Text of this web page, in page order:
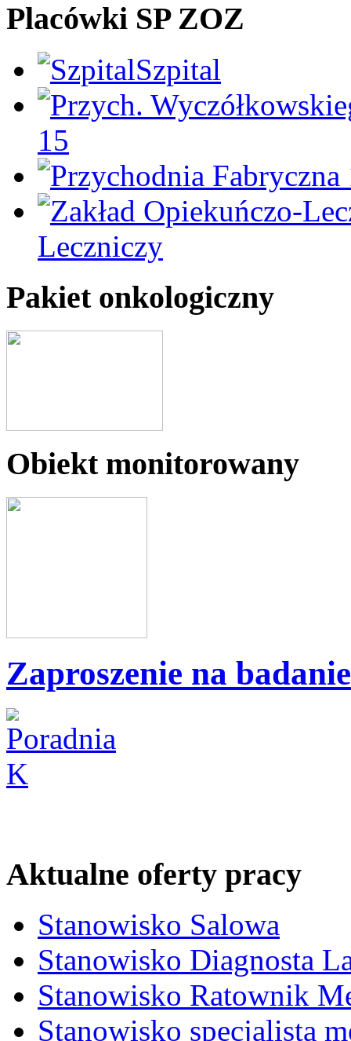
Placówki SP ZOZ
Szpital
15
Leczniczy
Pakiet onkologiczny
Obiekt monitorowany
Zaproszenie na
Aktualne oferty pracy
Stanowisko Salowa
Stanowisko Diagnosta
Stanowisko Ratownik
Stanowisko specjalista